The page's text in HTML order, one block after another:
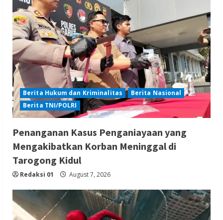
Berita Hukum dan Kriminalitas
Berita Nasional
Berita TNI/POLRI
Penanganan Kasus Penganiayaan yang
Mengakibatkan Korban Meninggal di
Tarogong Kidul
Redaksi 01 August 7, 2026